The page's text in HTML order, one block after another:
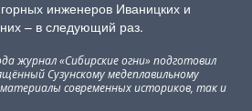
инженеров Иваницких и
– в следующий раз.
журнал «Сибирские огни» подготовил
Сузунскому медеплавильному
современных историков, так и